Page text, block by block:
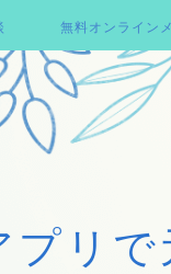
無料オンライン
リ